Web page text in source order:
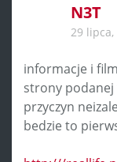
N3T
29 lipca,
informacje i
strony
przyczyn
bedzie to